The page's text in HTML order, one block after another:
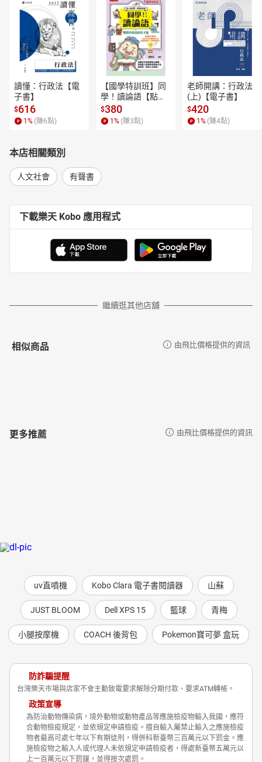
讀懂：行政法【電
子書】
$616
1 % (賺6點)
【國學特訓班】同
學！讀論語【點閱
率最高的孔子篇】
逗趣的文配圖情境
式講解，學習聖人
$380
1 % (賺3點)
老師開講：行政法
(上)【電子書】
$420
1 % (賺4點)
本店相關類別
人文社會 有聲書
下載樂天 Kobo 應用程式
繼續逛其他店舖
相似商品 由飛比價格提供的資訊
更多推薦 由飛比價格提供的資訊
uv直噴機 Kobo Clara 電子書閱讀器 山蘇
JUST BLOOM Dell XPS 15 籃球 青梅
小腿按摩機 COACH 後背包 Pokemon寶可夢 盒玩
防詐騙提醒
台灣樂天市場與店家不會主動致電要求解除分期付款、要求ATM轉帳。
政策宣導
為防治動物傳染病，境外動物或動物產品等應施檢疫物輸入我國，應符
合動物檢疫規定，並依規定申請檢疫。擅自輸入屬禁止輸入之應施檢疫
物者最高可處七年以下有期徒刑，得併科新臺幣三百萬元以下罰金。應
施檢疫物之輸入人或代理人未依規定申請檢疫者，得處新臺幣五萬元以
上一百萬元以下罰鍰，並得按次處罰。